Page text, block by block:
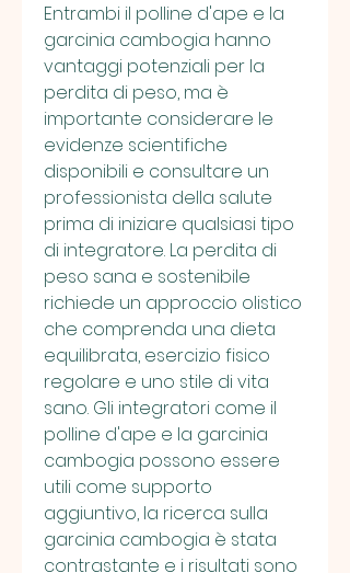
Entrambi il polline d'ape e la
garcinia cambogia hanno
vantaggi potenziali per la
perdita di peso, ma è
importante considerare le
evidenze scientifiche
disponibili e consultare un
professionista della salute
prima di iniziare qualsiasi tipo
di integratore. La perdita di
peso sana e sostenibile
richiede un approccio olistico
che comprenda una dieta
equilibrata, esercizio fisico
regolare e uno stile di vita
sano. Gli integratori come il
polline d'ape e la garcinia
cambogia possono essere
utili come supporto
aggiuntivo, la ricerca sulla
garcinia cambogia è stata
contrastante e i risultati sono